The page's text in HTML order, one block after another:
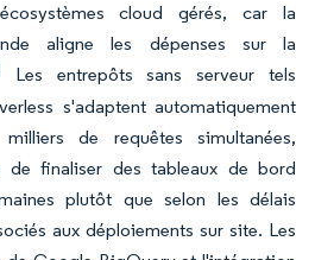
cloud gérés, car la
aligne les dépenses sur la
Les entrepôts sans serveur tels
s'adaptent automatiquement
de requêtes simultanées,
de finaliser des tableaux de bord
plutôt que selon les délais
aux déploiements sur site. Les